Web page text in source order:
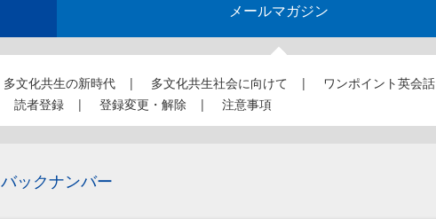
メールマガジン
多文化共生の新時代 多文化共生社会に向けて
ワンポイント英会話
読者登録 登録変更・解除 注意事項
バックナンバー